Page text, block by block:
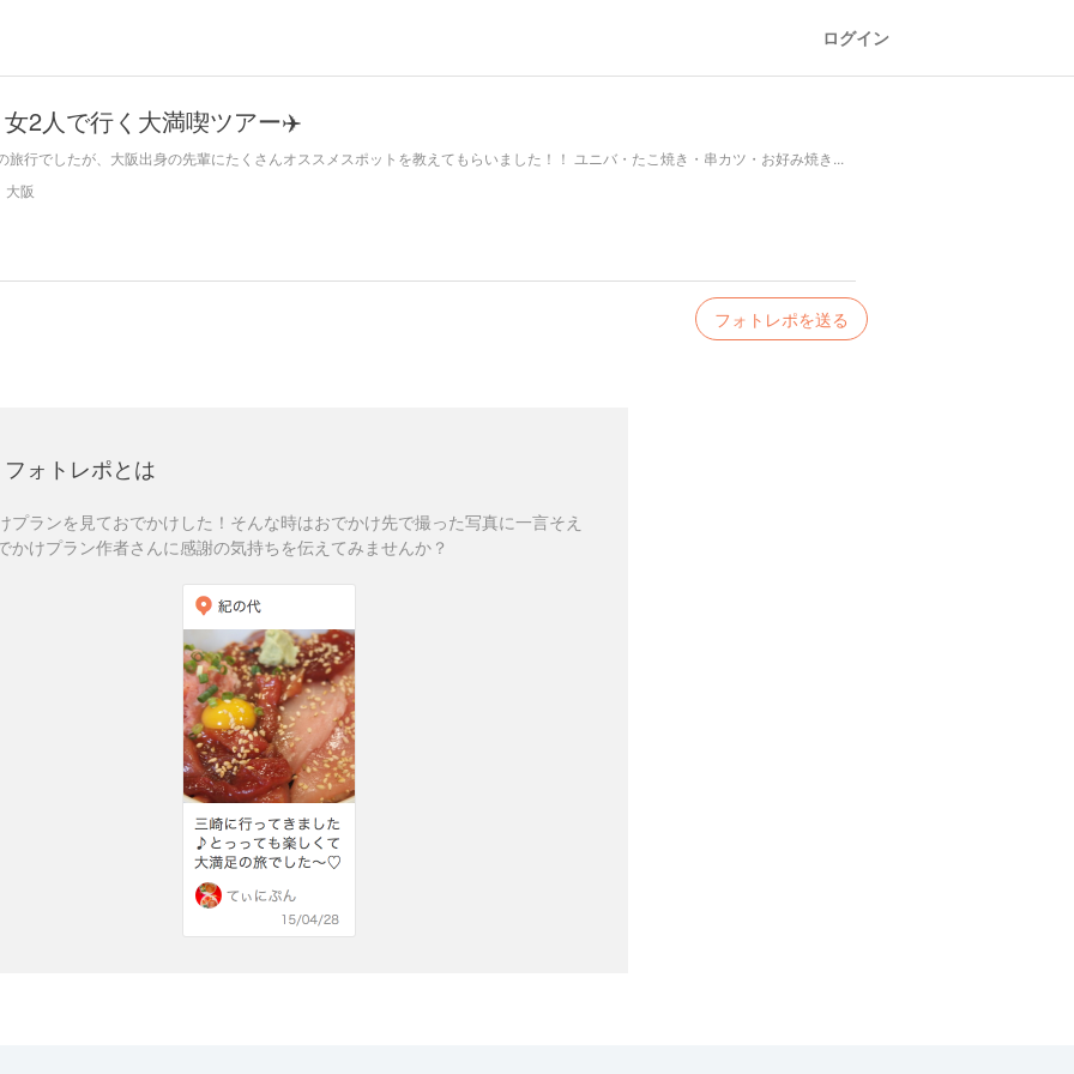
ログイン
2人で行く大満喫ツアー✈️
旅行でしたが、大阪出身の先輩にたくさんオススメスポットを教えてもらいました！！ ユニバ・たこ焼き・串カツ・お好み焼き...
大阪
フォトレポを送る
フォトレポとは
プランを見ておでかけした！そんな時はおでかけ先で撮った写真に一言そえ
かけプラン作者さんに感謝の気持ちを伝えてみませんか？